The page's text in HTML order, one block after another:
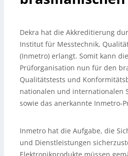
Dekra hat die Akkreditierung
Institut für Messtechnik,
(Inmetro) erlangt. Somit kann
Prüforganisation nun für den
Qualitätstests und
nationalen und internationalen
sowie das anerkannte Inmetro-
Inmetro hat die Aufgabe, die
und Dienstleistungen